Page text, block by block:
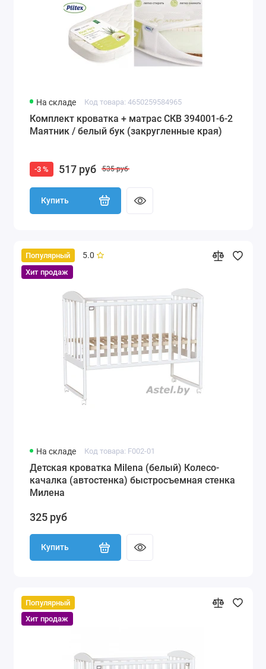
На складе Код товара: 4650259584965
Комплект кроватка + матрас СКВ 394001-6-2
Маятник / белый бук (закругленные края)
-3 % 517 руб 535 руб
Купить
Популярный
Хит продаж
5.0
На складе Код товара: F002-01
Детская кроватка Milena (белый) Колесо-
качалка (автостенка) быстросъемная стенка
Милена
325 руб
Купить
Популярный
Хит продаж